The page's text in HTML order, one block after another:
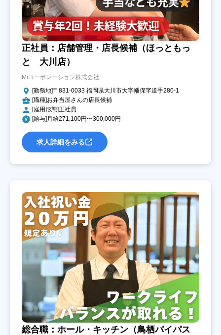
正社員：店舗管理・店長候補（ほっともっ
と 大川店）
Miコーポレーション株式会社
[勤務地]〒831-0033 福岡県大川市大字幡保字道手280-1
[職種]お弁当屋さんの店長候補
[雇用形態]正社員
[給与]月給271,100円〜300,000円
求人詳細をみる
総合職：ホール・キッチン（鳥栖バイパス